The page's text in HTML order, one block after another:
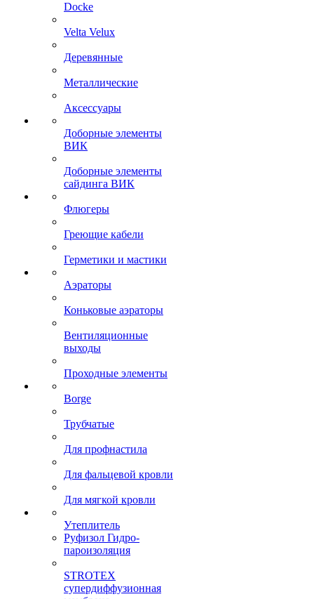
Docke
Velta Velux
Деревянные
Металлические
Аксессуары
Доборные элементы
ВИК
Доборные элементы
сайдинга ВИК
Флюгеры
Греющие кабели
Герметики и мастики
Аэраторы
Коньковые аэраторы
Вентиляционные
выходы
Проходные элементы
Borge
Трубчатые
Для профнастила
Для фальцевой кровли
Для мягкой кровли
Утеплитель
Руфизол Гидро-
пароизоляция
STROTEX
супердиффузионная